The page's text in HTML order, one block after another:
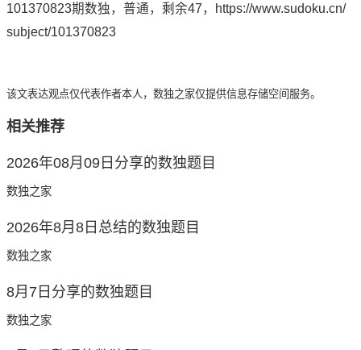
101370823期数独，普通，剩余47，
https://www.sudoku.cn/
subject/101370823
该文表达观点仅代表作者本人，数独之家仅提供信息存储空间服务。
相关推荐
2026年08月09日分享的数独题目
数独之家
2026年8月8日总结的数独题目
数独之家
8月7日分享的数独题目
数独之家